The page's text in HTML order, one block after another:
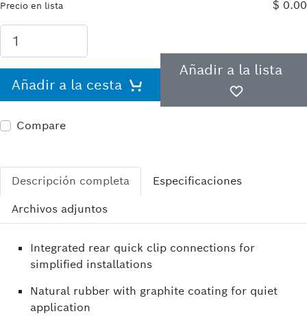
Precio en lista $ 0.00
Añadir a la cesta
Añadir a la lista
Compare
Descripción completa
Especificaciones
Archivos adjuntos
Integrated rear quick clip connections for
simplified installations
Natural rubber with graphite coating for quiet
application